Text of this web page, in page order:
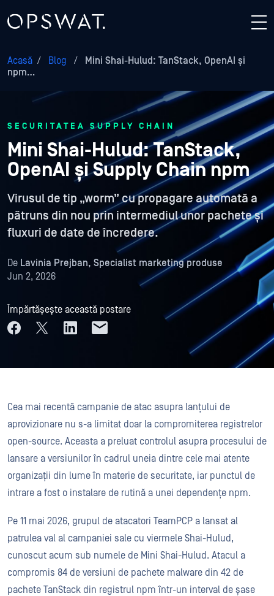
Acasă / Blog /
Mini Shai-Hulud: TanStack, OpenAI și
npm…
SECURITATEA SUPPLY CHAIN
Mini Shai-Hulud: TanStack,
OpenAI și Supply Chain npm
Virusul de tip „worm” cu propagare automată a
pătruns din nou prin intermediul unor pachete și
fluxuri de date de încredere.
De Lavinia Prejban, Specialist marketing produse
Jun 2, 2026
Împărtășește această postare
Cea mai recentă campanie de atac asupra lanțului de
aprovizionare nu s-a limitat doar la compromiterea registrelor
open-source. Aceasta a preluat controlul asupra procesului de
lansare a versiunilor în cadrul uneia dintre cele mai atente
organizații din lume în materie de securitate, iar punctul de
intrare a fost o instalare de rutină a unei dependențe npm.
Pe 11 mai 2026, grupul de atacatori TeamPCP a lansat al
patrulea val al campaniei sale cu viermele Shai-Hulud,
cunoscut acum sub numele de Mini Shai-Hulud. Atacul a
compromis 84 de versiuni de pachete malware din 42 de
pachete TanStack din registrul npm într-un interval de șase